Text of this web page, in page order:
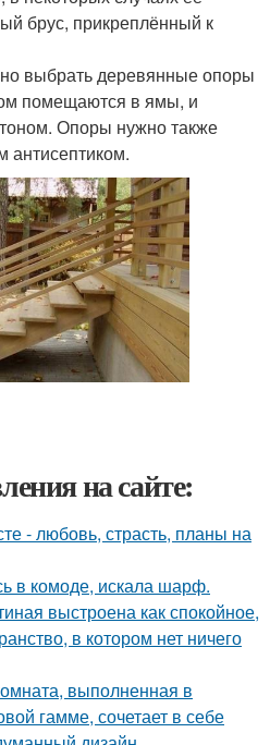
брус, прикреплённый к
выбрать деревянные опоры
помещаются в ямы, и
Опоры нужно также
антисептиком.
на сайте:
- любовь, страсть, планы на
в комоде, искала шарф.
выстроена как спокойное,
в котором нет ничего
выполненная в
гамме, сочетает в себе